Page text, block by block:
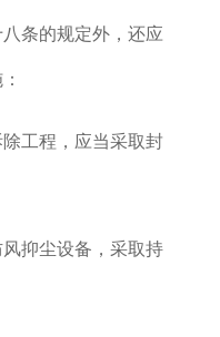
条的规定外，还应
工程，应当采取封
风抑尘设备，采取持